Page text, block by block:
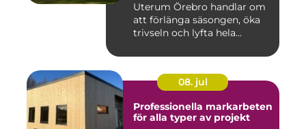
Uterum Örebro handlar om
att förlänga säsongen, öka
trivseln och lyfta hela...
08. jul
Professionella markarbeten
för alla typer av projekt